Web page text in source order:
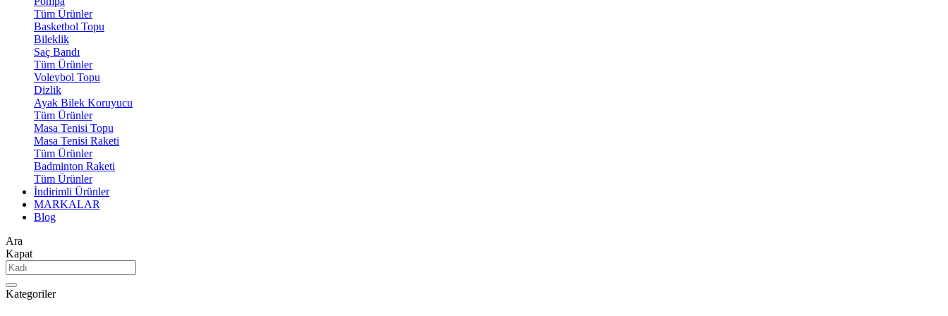
Tüm Ürünler
Basketbol Topu
Bileklik
Saç Bandı
Tüm Ürünler
Voleybol Topu
Dizlik
Ayak Bilek Koruyucu
Tüm Ürünler
Masa Tenisi Topu
Masa Tenisi Raketi
Tüm Ürünler
Badminton Raketi
Tüm Ürünler
İndirimli Ürünler
MARKALAR
Blog
Ara
Kapat
Kategoriler